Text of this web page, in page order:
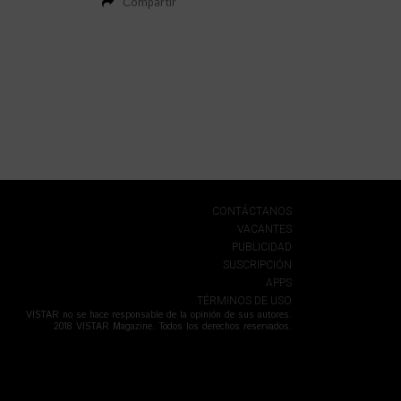
CONTÁCTANOS
VACANTES
PUBLICIDAD
SUSCRIPCIÓN
APPS
TÉRMINOS DE USO
VISTAR no se hace responsable de la opinión de sus autores.
2018 VISTAR Magazine. Todos los derechos reservados.